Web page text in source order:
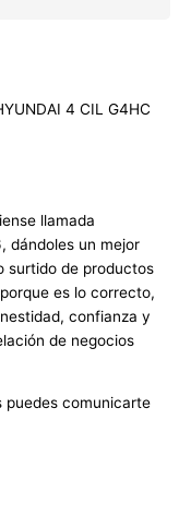
4 CIL G4HC
llamada
dándoles un mejor
surtido de productos
es lo correcto,
confianza y
de negocios
puedes comunicarte